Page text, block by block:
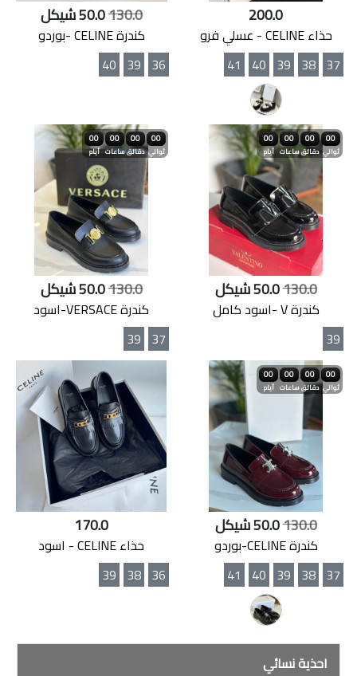
200.0
حذاء CELINE - عسلي فرو
37
38
39
40
41
130.050.0 شيكل
كندرة CELINE -بوردو
36
39
40
00
أيام
00
ساعات
00
دقائق
00
ثواني
130.050.0 شيكل
كندرة V -اسود كامل
39
00
أيام
00
ساعات
00
دقائق
00
ثواني
130.050.0 شيكل
كندرة VERSACE-اسود
37
39
00
أيام
00
ساعات
00
دقائق
00
ثواني
130.050.0 شيكل
كندرة CELINE-بوردو
37
38
39
40
41
170.0
حذاء CELINE - اسود
36
38
39
احذية نسائي